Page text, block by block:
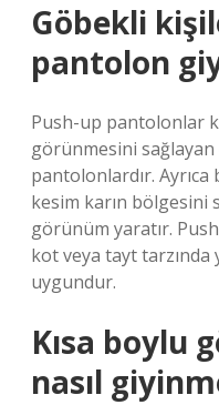
Göbekli
pantolon
Push-up pantolonlar
görünmesini
pantolonlardır.
kesim karın bölgesini
görünüm yaratır.
kot veya tayt tarzında
uygundur.
Kısa boylu
nasıl